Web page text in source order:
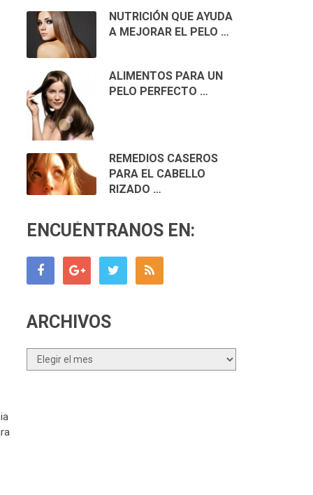
NUTRICIÓN QUE AYUDA
A MEJORAR EL PELO …
ALIMENTOS PARA UN
PELO PERFECTO …
REMEDIOS CASEROS
PARA EL CABELLO
RIZADO …
ENCUÉNTRANOS EN:
ARCHIVOS
Archivos